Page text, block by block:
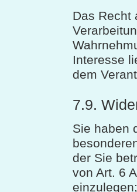
Das Recht
Interesse
dem
7.9.
Sie haben
der Sie
von Art. 6